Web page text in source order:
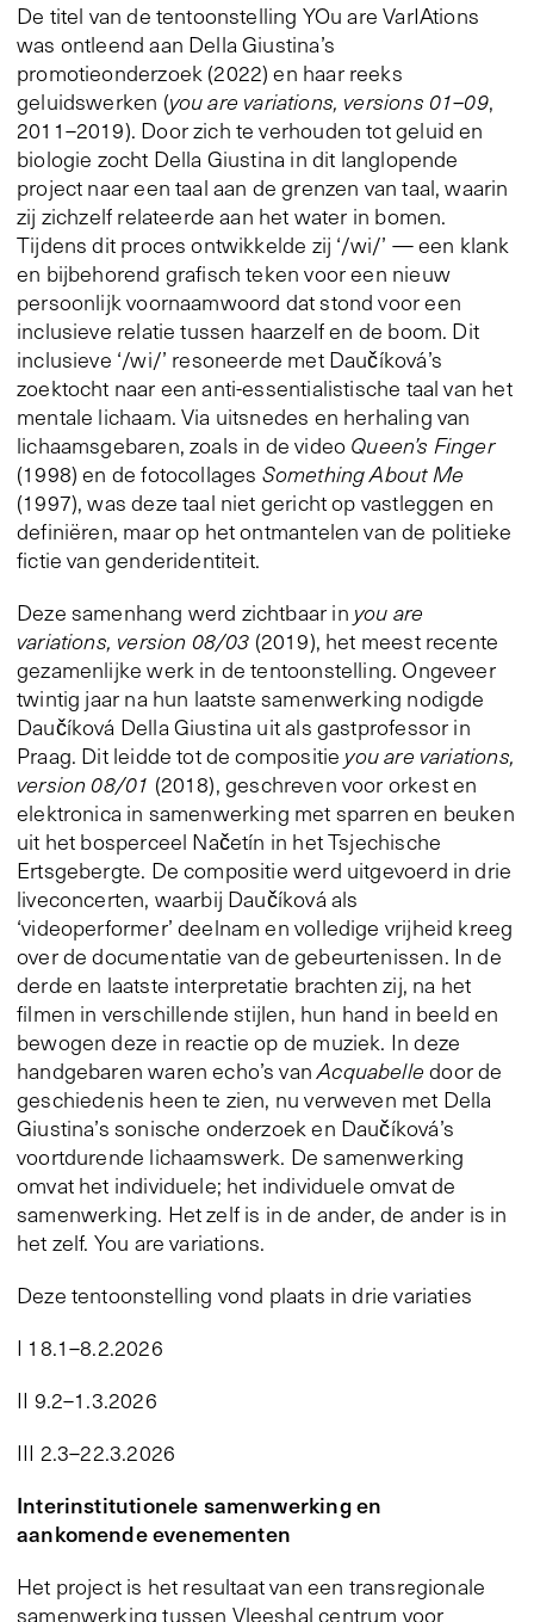
De titel van de tentoonstelling YOu are VarIAtions
was ontleend aan Della Giustina’s
promotieonderzoek (2022) en haar reeks
geluidswerken (you are variations, versions 01–09,
2011–2019). Door zich te verhouden tot geluid en
biologie zocht Della Giustina in dit langlopende
project naar een taal aan de grenzen van taal, waarin
zij zichzelf relateerde aan het water in bomen.
Tijdens dit proces ontwikkelde zij ‘/wi/’ — een klank
en bijbehorend grafisch teken voor een nieuw
persoonlijk voornaamwoord dat stond voor een
inclusieve relatie tussen haarzelf en de boom. Dit
inclusieve ‘/wi/’ resoneerde met Daučíková’s
zoektocht naar een anti-essentialistische taal van het
mentale lichaam. Via uitsnedes en herhaling van
lichaamsgebaren, zoals in de video Queen’s Finger
(1998) en de fotocollages Something About Me
(1997), was deze taal niet gericht op vastleggen en
definiëren, maar op het ontmantelen van de politieke
fictie van genderidentiteit.
Deze samenhang werd zichtbaar in you are
variations, version 08/03 (2019), het meest recente
gezamenlijke werk in de tentoonstelling. Ongeveer
twintig jaar na hun laatste samenwerking nodigde
Daučíková Della Giustina uit als gastprofessor in
Praag. Dit leidde tot de compositie you are variations,
version 08/01 (2018), geschreven voor orkest en
elektronica in samenwerking met sparren en beuken
uit het bosperceel Načetín in het Tsjechische
Ertsgebergte. De compositie werd uitgevoerd in drie
liveconcerten, waarbij Daučíková als
‘videoperformer’ deelnam en volledige vrijheid kreeg
over de documentatie van de gebeurtenissen. In de
derde en laatste interpretatie brachten zij, na het
filmen in verschillende stijlen, hun hand in beeld en
bewogen deze in reactie op de muziek. In deze
handgebaren waren echo’s vanAcquabelle door de
geschiedenis heen te zien, nu verweven met Della
Giustina’s sonische onderzoek en Daučíková’s
voortdurende lichaamswerk. De samenwerking
omvat het individuele; het individuele omvat de
samenwerking. Het zelf is in de ander, de ander is in
het zelf. You are variations.
Deze tentoonstelling vond plaats in drie variaties
I 18.1–8.2.2026
II 9.2–1.3.2026
III 2.3–22.3.2026
Interinstitutionele samenwerking en
aankomende evenementen
Het project is het resultaat van een transregionale
samenwerking tussen Vleeshal centrum voor